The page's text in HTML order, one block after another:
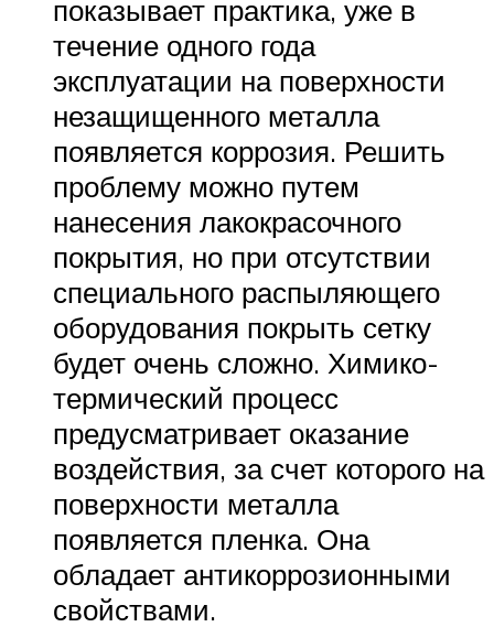
показывает практика, уже в
течение одного года
эксплуатации на поверхности
незащищенного металла
появляется коррозия. Решить
проблему можно путем
нанесения лакокрасочного
покрытия, но при отсутствии
специального распыляющего
оборудования покрыть сетку
будет очень сложно. Химико-
термический процесс
предусматривает оказание
воздействия, за счет которого на
поверхности металла
появляется пленка. Она
обладает антикоррозионными
свойствами.